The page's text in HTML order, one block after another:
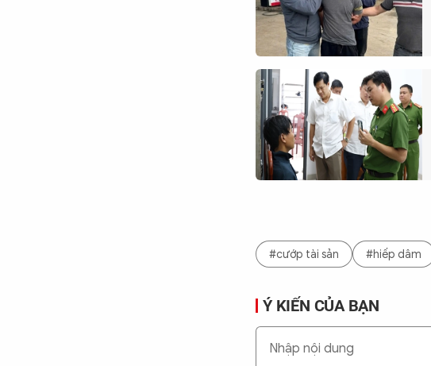
#cướp tài sản #hiếp dâm
Ý KIẾN CỦA BẠN